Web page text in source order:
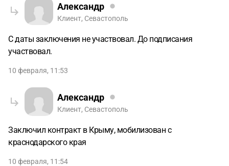
Александр
Клиент, Севастополь
С даты заключения не участвовал. До подписания
участвовал.
10 февраля, 11:53
Александр
Клиент, Севастополь
Заключил контракт в Крыму, мобилизован с
краснодарского края
10 февраля, 11:54